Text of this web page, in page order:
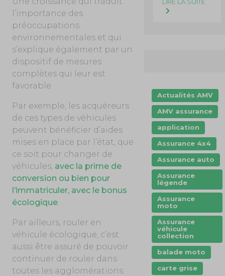
l’importance des
préoccupations
environnementales et qui
s’explique également par un
dispositif de mesures
complètes qui leur est
favorable.
Par exemple, les acquéreurs
de ces types de véhicules
peuvent bénéficier d’aides
mises en place par l’état, que
ce soit pour changer de
véhicules, avec la prime de
conversion ou bien pour
l’immatriculer, avec le bonus
écologique.
Par ailleurs, rouler en
véhicule écologique, c’est
aussi être assuré de pouvoir
continuer de rouler dans
toutes les agglomérations.
Actualités AMV
AMV assurance
application
Assurance 4x4
Assurance auto
Assurance
légende
Assurance
moto
Assurance
véhicule
collection
balade moto
carte grise